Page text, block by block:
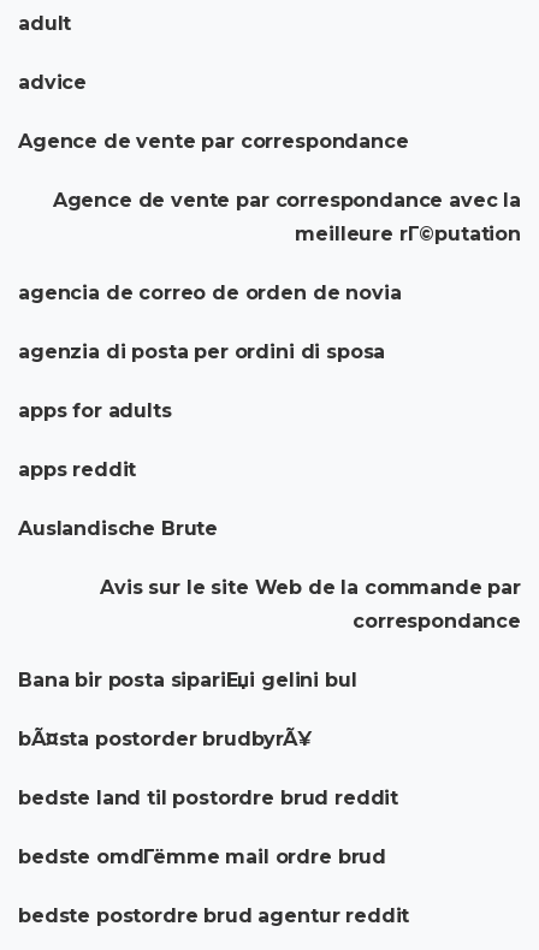
adult
advice
Agence de vente par correspondance
Agence de vente par correspondance avec la
meilleure rГ©putation
agencia de correo de orden de novia
agenzia di posta per ordini di sposa
apps for adults
apps reddit
Auslandische Brute
Avis sur le site Web de la commande par
correspondance
Bana bir posta sipariЕџi gelini bul
bÃ¤sta postorder brudbyrÃ¥
bedste land til postordre brud reddit
bedste omdГёmme mail ordre brud
bedste postordre brud agentur reddit